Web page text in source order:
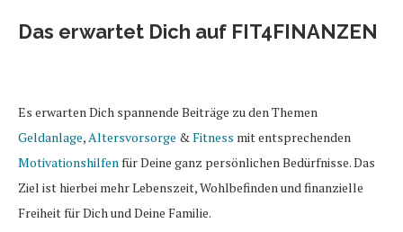
Das erwartet Dich auf FIT4FINANZEN
Es erwarten Dich spannende Beiträge zu den Themen
Geldanlage, Altersvorsorge & Fitness mit entsprechenden
Motivationshilfen für Deine ganz persönlichen Bedürfnisse. Das
Ziel ist hierbei mehr Lebenszeit, Wohlbefinden und finanzielle
Freiheit für Dich und Deine Familie.